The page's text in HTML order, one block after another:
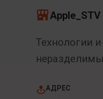
Apple_STV
Технологии
АДРЕС